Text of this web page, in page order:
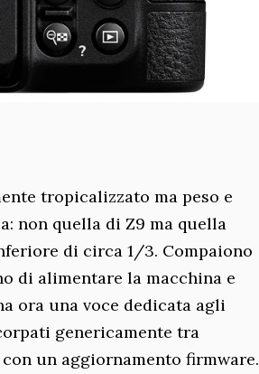
tropicalizzato ma peso e
non quella di Z9 ma quella
di circa 1/3. Compaiono
di alimentare la macchina e
ora una voce dedicata agli
genericamente tra
un aggiornamento firmware.